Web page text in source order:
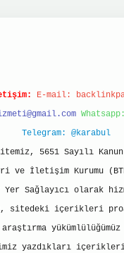
E-mail:
Telegram: @karabul
5651 Sayılı
ve İletişim Kurumu
Yer Sağlayıcı olarak
sitedeki içerikleri
yükümlülüğümüz
yazdıkları